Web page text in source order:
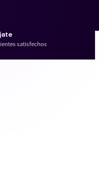
satisfechos